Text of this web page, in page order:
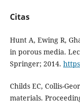
Citas
Hunt A, Ewing R,
in porous media.
Springer; 2014.
Childs EC, Collis-
materials.